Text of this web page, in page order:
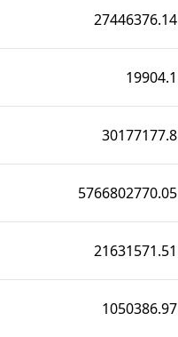
27446376.14
19904.1
30177177.8
5766802770.05
21631571.51
1050386.97